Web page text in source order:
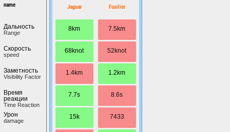
name
Дальность
Range
Скорость
speed
Заметность
Visibility Factor
Время
реакции
Time Reaction
Урон
damage
Jaguar
8km
68knot
1.4km
7.7s
15k
Fusilier
7.5km
52knot
1.2km
8.6s
7433